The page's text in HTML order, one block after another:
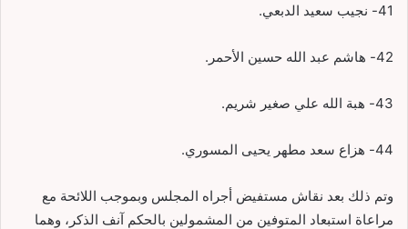
41- نجيب سعيد الدبعي.
42- هاشم عبد الله حسين الأحمر.
43- هبة الله علي صغير شريم.
44- هزاع سعد مطهر يحيى المسوري.
وتم ذلك بعد نقاش مستفيض أجراه المجلس وبموجب اللائحة مع
مراعاة استبعاد المتوفين من المشمولين بالحكم آنف الذكر، وهما